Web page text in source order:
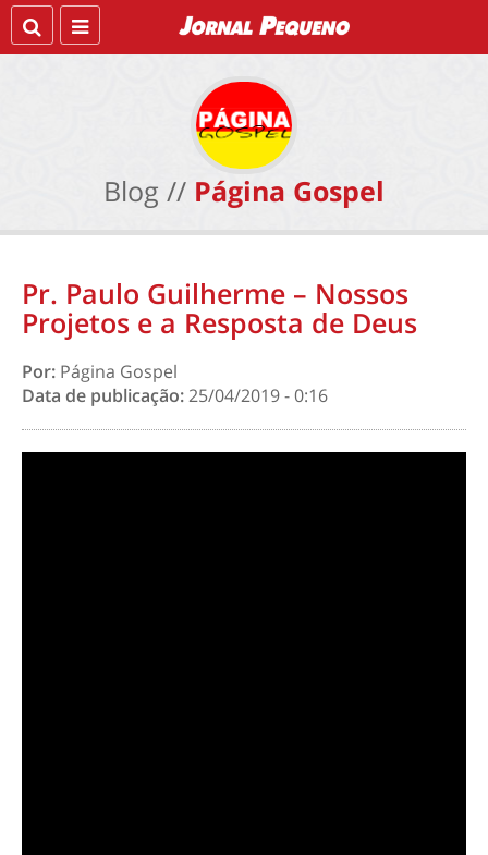
Blog // Página Gospel
Pr. Paulo Guilherme – Nossos
Projetos e a Resposta de Deus
Por: Página Gospel
Data de publicação:25/04/2019 - 0:16